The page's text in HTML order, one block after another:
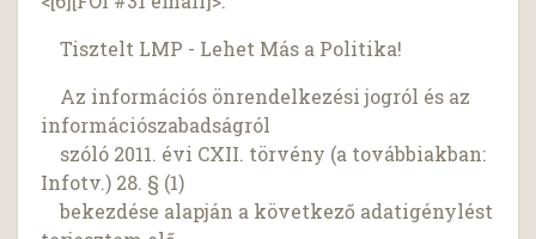
Tisztelt LMP - Lehet Más a Politika!
Az információs önrendelkezési jogról és az
információszabadságról
szóló 2011. évi CXII. törvény (a továbbiakban:
Infotv.) 28. § (1)
bekezdése alapján a következő adatigénylést